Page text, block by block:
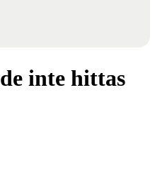
inte hittas